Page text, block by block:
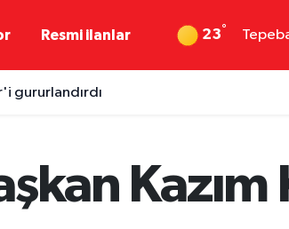
Resmi ilanlar 23°
gururlandırdı
Kazım